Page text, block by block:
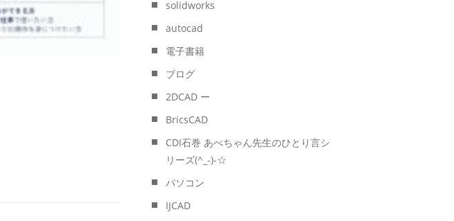
solidworks
autocad
電子書籍
ブログ
2DCAD ー
BricsCAD
CDI石巻 あべちゃん先生のひとり言シ
リーズ(^_-)-☆
パソコン
IJCAD